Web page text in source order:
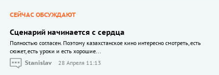
СЕЙЧАС ОБСУЖДАЮТ
Сценарий начинается с сердца
Полностью согласен. Поэтому казахстанское кино интересно смотреть, есть
сюжет, есть уроки и есть хорошие...
Stanislav
28 Апреля 11:13